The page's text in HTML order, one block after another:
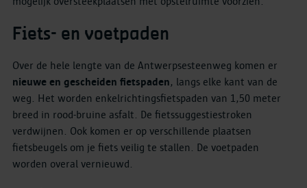
Fiets- en voetpaden
Over de hele lengte van de Antwerpsesteenweg komen er
nieuwe en gescheiden fietspaden, langs elke kant van de
weg. Het worden enkelrichtingsfietspaden van 1,50 meter
breed in rood-bruine asfalt. De fietssuggestiestroken
verdwijnen. Ook komen er op verschillende plaatsen
fietsbeugels om je fiets veilig te stallen. De voetpaden
worden overal vernieuwd.